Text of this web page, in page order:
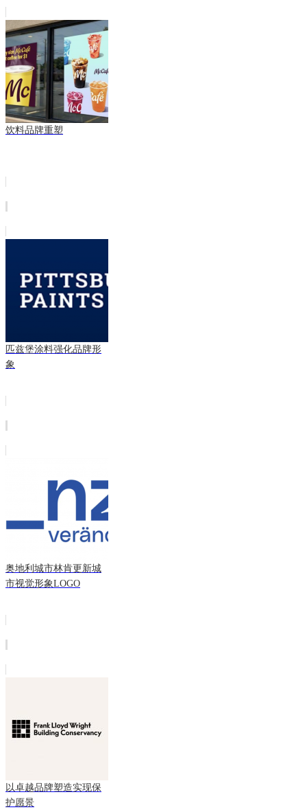
饮料品牌重塑
匹兹堡涂料强化品牌形
象
奥地利城市林肯更新城
市视觉形象LOGO
以卓越品牌塑造实现保
护愿景